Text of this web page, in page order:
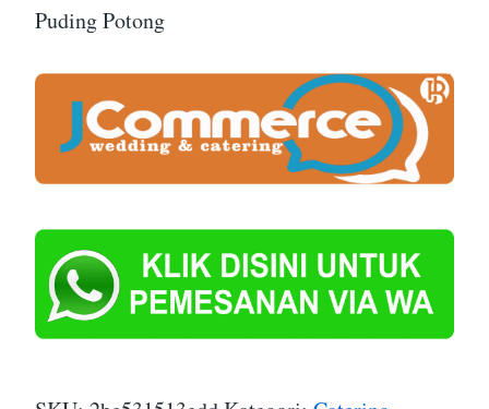
Puding Potong